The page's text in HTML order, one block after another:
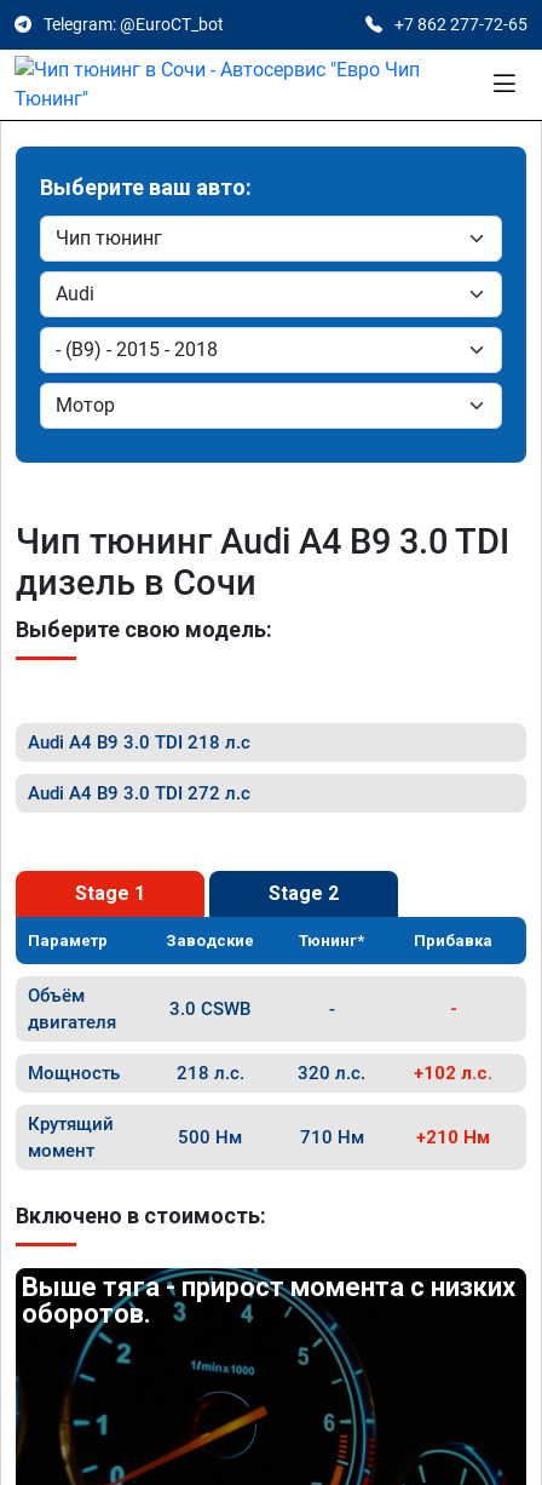
Telegram: @EuroCT_bot +7 862 277-72-65
Выберите ваш авто:
Чип тюнинг Audi A4 B9 3.0 TDI
дизель в Сочи
Выберите свою модель:
Audi A4 B9 3.0 TDI 218 л.с
Audi A4 B9 3.0 TDI 272 л.с
Stage 1 Stage 2
Параметр Заводские Тюнинг* Прибавка
Объём
двигателя
3.0 CSWB - -
Мощность 218 л.с. 320 л.с. +102 л.с.
Крутящий
момент
500 Нм 710 Нм +210 Нм
Включено в стоимость:
Выше тяга - прирост момента с низких
оборотов.